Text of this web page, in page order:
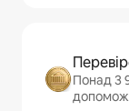
Понад 3